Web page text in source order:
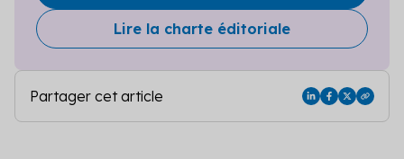
Lire la charte éditoriale
Partager cet article